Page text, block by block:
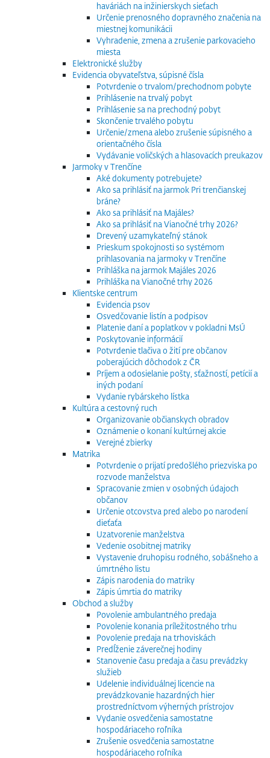
haváriách na inžinierskych sieťach
Určenie prenosného dopravného značenia na
miestnej komunikácii
Vyhradenie, zmena a zrušenie parkovacieho
miesta
Elektronické služby
Evidencia obyvateľstva, súpisné čísla
Potvrdenie o trvalom/prechodnom pobyte
Prihlásenie na trvalý pobyt
Prihlásenie sa na prechodný pobyt
Skončenie trvalého pobytu
Určenie/zmena alebo zrušenie súpisného a
orientačného čísla
Vydávanie voličských a hlasovacích preukazov
Jarmoky v Trenčíne
Aké dokumenty potrebujete?
Ako sa prihlásiť na jarmok Pri trenčianskej
bráne?
Ako sa prihlásiť na Majáles?
Ako sa prihlásiť na Vianočné trhy 2026?
Drevený uzamykateľný stánok
Prieskum spokojnosti so systémom
prihlasovania na jarmoky v Trenčíne
Prihláška na jarmok Majáles 2026
Prihláška na Vianočné trhy 2026
Klientske centrum
Evidencia psov
Osvedčovanie listín a podpisov
Platenie daní a poplatkov v pokladni MsÚ
Poskytovanie informácií
Potvrdenie tlačiva o žití pre občanov
poberajúcich dôchodok z ČR
Príjem a odosielanie pošty, sťažností, petícií a
iných podaní
Vydanie rybárskeho lístka
Kultúra a cestovný ruch
Organizovanie občianskych obradov
Oznámenie o konaní kultúrnej akcie
Verejné zbierky
Matrika
Potvrdenie o prijatí predošlého priezviska po
rozvode manželstva
Spracovanie zmien v osobných údajoch
občanov
Určenie otcovstva pred alebo po narodení
dieťaťa
Uzatvorenie manželstva
Vedenie osobitnej matriky
Vystavenie druhopisu rodného, sobášneho a
úmrtného listu
Zápis narodenia do matriky
Zápis úmrtia do matriky
Obchod a služby
Povolenie ambulantného predaja
Povolenie konania príležitostného trhu
Povolenie predaja na trhoviskách
Predĺženie záverečnej hodiny
Stanovenie času predaja a času prevádzky
služieb
Udelenie individuálnej licencie na
prevádzkovanie hazardných hier
prostredníctvom výherných prístrojov
Vydanie osvedčenia samostatne
hospodáriaceho roľníka
Zrušenie osvedčenia samostatne
hospodáriaceho roľníka